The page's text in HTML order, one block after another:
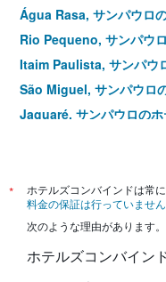
Água Rasa, サンパウロ
Rio Pequeno, サンパウ
Itaim Paulista, サンパウ
São Miguel, サンパウロ
Jaguaré, サンパウロの
Aricanduva, サンパウロ
Itaquera, サンパウロの
Artur Alvim, サンパウロ
Ermelino Matarazzo, サ
*
ホテルズコンバインドは常
料金の保証は行っていません
次のような理由があります。
ホテルズコンバイン